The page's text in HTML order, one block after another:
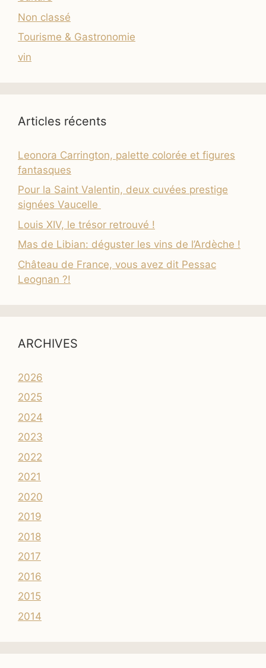
Non classé
Tourisme & Gastronomie
vin
Articles récents
Leonora Carrington, palette colorée et figures
fantasques
Pour la Saint Valentin, deux cuvées prestige
signées Vaucelle
Louis XIV, le trésor retrouvé !
Mas de Libian: déguster les vins de l’Ardèche !
Château de France, vous avez dit Pessac
Leognan ?!
ARCHIVES
2026
2025
2024
2023
2022
2021
2020
2019
2018
2017
2016
2015
2014